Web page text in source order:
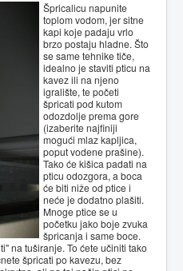
Špricalicu napunite
toplom vodom, jer sitne
kapi koje padaju vrlo
brzo postaju hladne. Što
se same tehnike tiče,
idealno je staviti pticu na
kavez ili na njeno
igralište, te početi
špricati pod kutom
odozdolje prema gore
(izaberite najfiniji
mogući mlaz kapljica,
poput vodene prašine).
Tako će kišica padati na
pticu odozgora, a boca
će biti niže od ptice i
neće je dodatno plašiti.
Mnoge ptice se u
početku jako boje zvuka
špricanja i same boce.
na tuširanje. To ćete učiniti tako
špricati po kavezu, bez